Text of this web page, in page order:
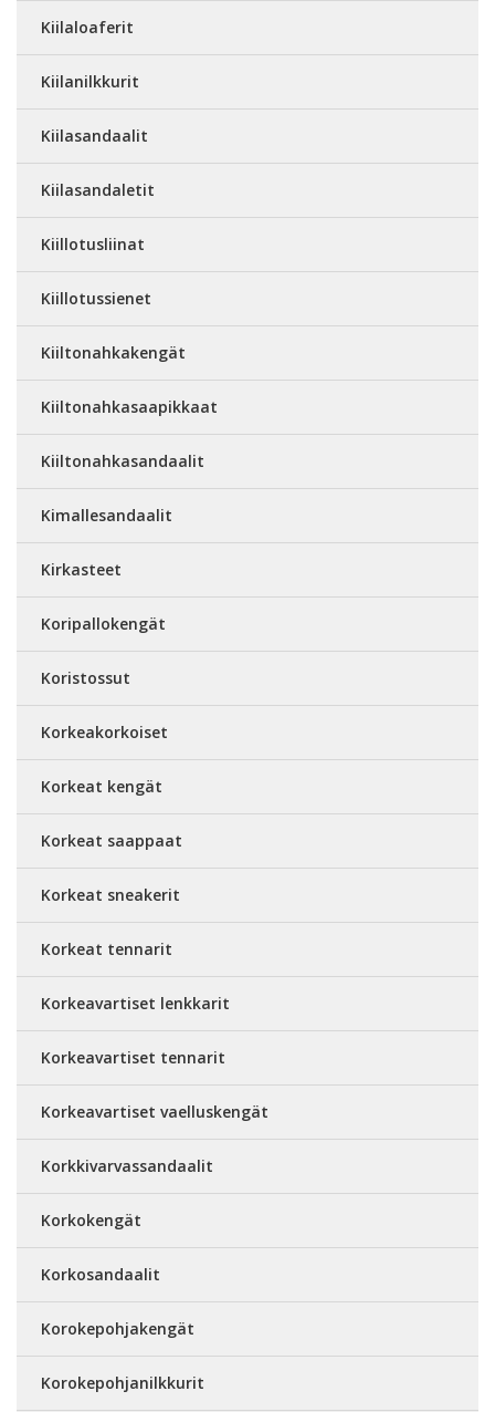
Kiilaloaferit
Kiilanilkkurit
Kiilasandaalit
Kiilasandaletit
Kiillotusliinat
Kiillotussienet
Kiiltonahkakengät
Kiiltonahkasaapikkaat
Kiiltonahkasandaalit
Kimallesandaalit
Kirkasteet
Koripallokengät
Koristossut
Korkeakorkoiset
Korkeat kengät
Korkeat saappaat
Korkeat sneakerit
Korkeat tennarit
Korkeavartiset lenkkarit
Korkeavartiset tennarit
Korkeavartiset vaelluskengät
Korkkivarvassandaalit
Korkokengät
Korkosandaalit
Korokepohjakengät
Korokepohjanilkkurit